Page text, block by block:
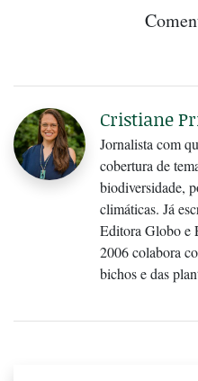
Cristiane
Jornalista com
cobertura de
biodiversidade,
climáticas. Já
Editora Globo e
2006 colabora
bichos e das